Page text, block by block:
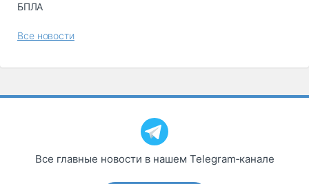
БПЛА
Все новости
Все главные новости в нашем Telegram‑канале